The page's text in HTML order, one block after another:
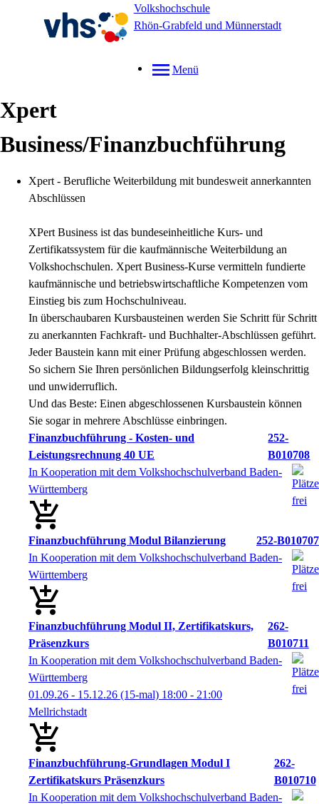
Volkshochschule
Rhön-Grabfeld und Münnerstadt
Menü
Xpert
Business/Finanzbuchführung
Xpert - Berufliche Weiterbildung mit bundesweit annerkannten
Abschlüssen
XPert Business ist das bundeseinheitliche Kurs- und
Zertifikatssystem für die kaufmännische Weiterbildung an
Volkshochschulen. Xpert Business-Kurse vermitteln fundierte
kaufmännische und betriebswirtschaftliche Kompetenzen vom
Einstieg bis zum Hochschulniveau.
In überschaubaren Kursbausteinen werden Sie Schritt für Schritt
zu anerkannten Fachkraft- und Buchhalter-Abschlüssen geführt.
Jeder Baustein kann mit einer Prüfung abgeschlossen werden.
So sichern Sie Ihren persönlichen Bildungserfolg kleinschrittig
und unwiderruflich.
Und das Beste: Einen abgeschlossenen Kursbaustein können
Sie sogar in mehrere Abschlüsse einbringen.
Finanzbuchführung - Kosten- und
Leistungsrechnung 40 UE
252-
B010708
In Kooperation mit dem Volkshochschulverband Baden-
Württemberg
Finanzbuchführung Modul Bilanzierung
252-B010707
In Kooperation mit dem Volkshochschulverband Baden-
Württemberg
Finanzbuchführung Modul II, Zertifikatskurs,
Präsenzkurs
262-
B010711
In Kooperation mit dem Volkshochschulverband Baden-
Württemberg
01.09.26 - 15.12.26 (15-mal) 18:00 - 21:00
Mellrichstadt
Finanzbuchführung-Grundlagen Modul I
Zertifikatskurs Präsenzkurs
262-
B010710
In Kooperation mit dem Volkshochschulverband Baden-